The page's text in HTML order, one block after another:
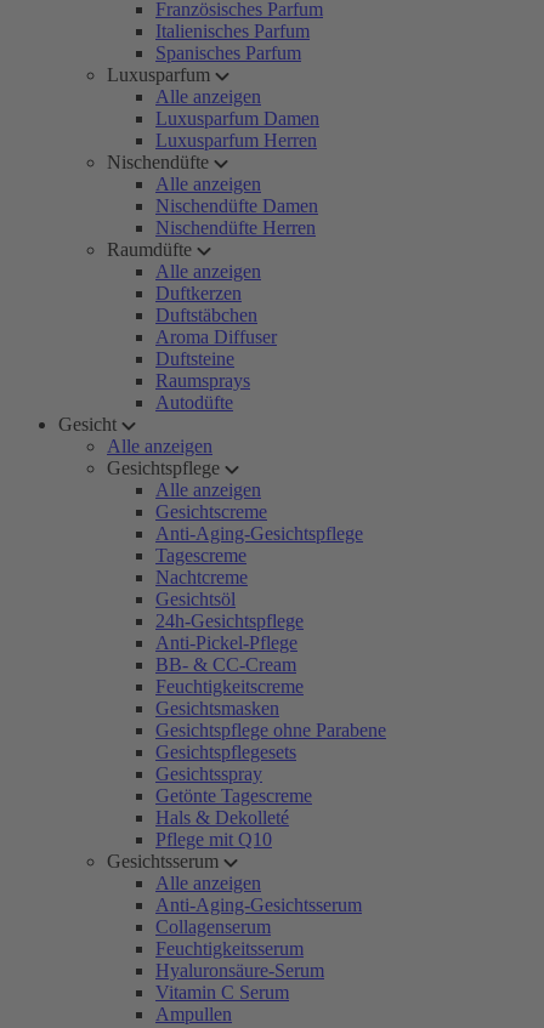
Französisches Parfum
Italienisches Parfum
Spanisches Parfum
Luxusparfum
Alle anzeigen
Luxusparfum Damen
Luxusparfum Herren
Nischendüfte
Alle anzeigen
Nischendüfte Damen
Nischendüfte Herren
Raumdüfte
Alle anzeigen
Duftkerzen
Duftstäbchen
Aroma Diffuser
Duftsteine
Raumsprays
Autodüfte
Gesicht
Alle anzeigen
Gesichtspflege
Alle anzeigen
Gesichtscreme
Anti-Aging-Gesichtspflege
Tagescreme
Nachtcreme
Gesichtsöl
24h-Gesichtspflege
Anti-Pickel-Pflege
BB- & CC-Cream
Feuchtigkeitscreme
Gesichtsmasken
Gesichtspflege ohne Parabene
Gesichtspflegesets
Gesichtsspray
Getönte Tagescreme
Hals & Dekolleté
Pflege mit Q10
Gesichtsserum
Alle anzeigen
Anti-Aging-Gesichtsserum
Collagenserum
Feuchtigkeitsserum
Hyaluronsäure-Serum
Vitamin C Serum
Ampullen